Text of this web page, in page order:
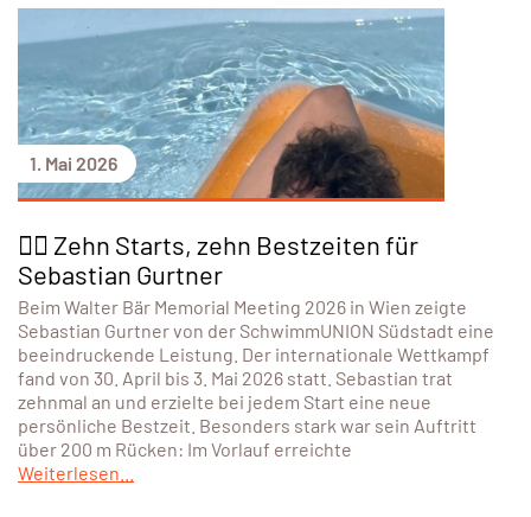
1. Mai 2026
🏊‍♂️ Zehn Starts, zehn Bestzeiten für
Sebastian Gurtner
Beim Walter Bär Memorial Meeting 2026 in Wien zeigte
Sebastian Gurtner von der SchwimmUNION Südstadt eine
beeindruckende Leistung. Der internationale Wettkampf
fand von 30. April bis 3. Mai 2026 statt. Sebastian trat
zehnmal an und erzielte bei jedem Start eine neue
persönliche Bestzeit. Besonders stark war sein Auftritt
über 200 m Rücken: Im Vorlauf erreichte
Weiterlesen...